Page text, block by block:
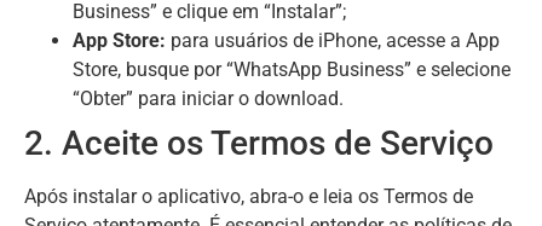
Business” e clique em “Instalar”;
App Store: para usuários de iPhone, acesse a App
Store, busque por “WhatsApp Business” e selecione
“Obter” para iniciar o download.
2. Aceite os Termos de Serviço
Após instalar o aplicativo, abra-o e leia os Termos de